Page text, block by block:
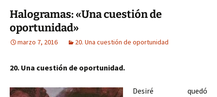
Halogramas: «Una cuestión de
oportunidad»
marzo 7, 2016 20. Una cuestión de oportunidad
20. Una cuestión de oportunidad.
Desiré quedó